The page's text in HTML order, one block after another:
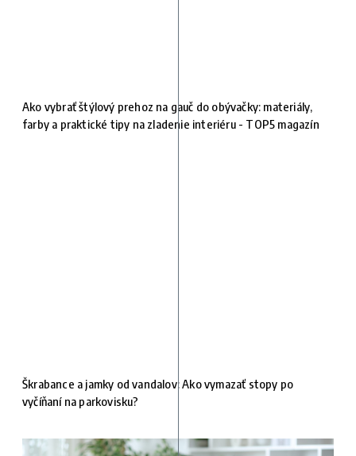
Ako vybrať štýlový prehoz na gauč do obývačky: materiály,
farby a praktické tipy na zladenie interiéru - TOP5 magazín
Škrabance a jamky od vandalov: Ako vymazať stopy po
vyčíňaní na parkovisku?